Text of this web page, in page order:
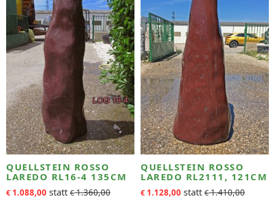
QUELLSTEIN ROSSO
LAREDO RL16-4 135CM
€ 1.088,00 €1.360,00
QUELLSTEIN ROSSO
LAREDO RL2111, 121CM
€ 1.128,00 €1.410,00